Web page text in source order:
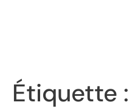
Étiquette :